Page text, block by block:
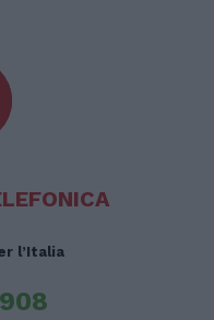
l’Italia